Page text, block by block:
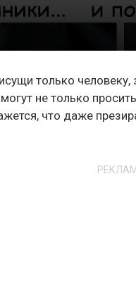
только
не только
что даже